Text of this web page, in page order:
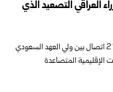
العراقي التصعيد الذي